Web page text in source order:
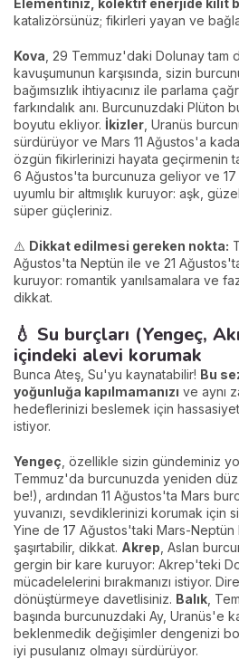
katalizörsünüz; fikirleri yayan ve
Kova , 29 Temmuz'daki Dolunay tam
kavuşumunun karşısında, sizin
bağımsızlık ihtiyacınız ile parlama
farkındalık anı. Burcunuzdaki Plüton
boyutu ekliyor. İkizler , Uranüs
sürdürüyor ve Mars 11 Ağustos'a
özgün fikirlerinizi hayata geçirmenin
6 Ağustos'ta burcunuza geliyor ve
uyumlu bir altmışlık kuruyor: aşk,
süper güçleriniz.
⚠️ Dikkat edilmesi gereken nokta:
Ağustos'ta Neptün ile ve 21
kuruyor: romantik yanılsamalara ve
dikkat.
💧 Su burçları (Yengeç,
içindeki alevi korumak
Bunca Ateş, Su'yu kaynatabilir! Bu
yoğunluğa kapılmamanızı ve aynı
hedeflerinizi beslemek için
istiyor.
Yengeç , özellikle sizin gündeminiz
Temmuz'da burcunuzda yeniden
be!), ardından 11 Ağustos'ta Mars
yuvanızı, sevdiklerinizi korumak için
Yine de 17 Ağustos'taki Mars-Neptün
şaşırtabilir, dikkat. Akrep , Aslan
gergin bir kare kuruyor: Akrep'teki
mücadelelerini bırakmanızı istiyor.
dönüştürmeye davetlisiniz. Balık ,
başında burcunuzdaki Ay, Uranüs'e
beklenmedik değişimler dengenizi
iyi pusulanız olmayı sürdürüyor.